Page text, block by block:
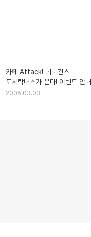
카페 Attack! 베니건스
도시락버스가 온다! 이벤트 안내
2006.03.03